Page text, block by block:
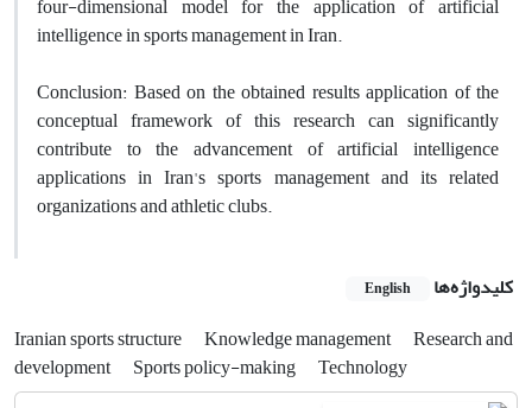
intelligence in sports management in Iran.
Conclusion: Based on the obtained results application of the
conceptual framework of this research can significantly
contribute to the advancement of artificial intelligence
applications in Iran's sports management and its related
organizations and athletic clubs.
کلیدواژه‌ها English
Iranian sports structure Knowledge management Research and
development
Sports policy-making Technology